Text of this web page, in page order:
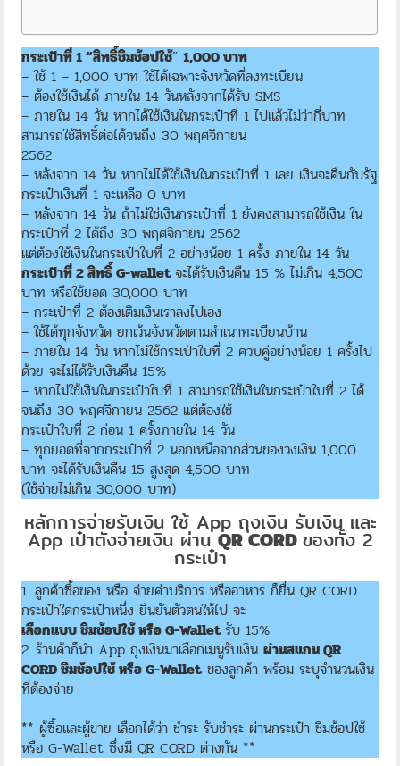
กระเป๋าที่ 1 “สิทธิ์ชิมช้อปใช้”1,000 บาท
– ใช้ 1 – 1,000 บาท ใช้ได้เฉพาะจังหวัดที่ลงทะเบียน
– ต้องใช้เงินได้ ภายใน 14 วันหลังจากได้รับ SMS
– ภายใน 14 วัน หากได้ใช้เงินในกระเป๋าที่ 1 ไปแล้วไม่ว่ากี่บาท
สามารถใช้สิทธิ์ต่อได้จนถึง 30 พฤศจิกายน
2562
– หลังจาก 14 วัน หากไม่ได้ใช้เงินในกระเป๋าที่ 1 เลย เงินจะคืนกับรัฐ
กระเป๋าเงินที่ 1 จะเหลือ 0 บาท
– หลังจาก 14 วัน ถ้าไม่ใช่เงินกระเป๋าที่ 1 ยังคงสามารถใช้เงิน ใน
กระเป๋าที่ 2 ได้ถึง 30 พฤศจิกายน 2562
แต่ต้องใช้เงินในกระเป๋าใบที่ 2 อย่างน้อย 1 ครั้ง ภายใน 14 วัน
กระเป๋าที่ 2 สิทธิ์ G-walletจะได้รับเงินคืน 15 % ไม่เกิน 4,500
บาท หรือใช้ยอด 30,000 บาท
– กระเป๋าที่ 2 ต้องเติมเงินเราลงไปเอง
– ใช้ได้ทุกจังหวัด ยกเว้นจังหวัดตามสำเนาทะเบียนบ้าน
– ภายใน 14 วัน หากไม่ใช้กระเป๋าใบที่ 2 ควบคู่อย่างน้อย 1 ครั้งไป
ด้วย จะไม่ได้รับเงินคืน 15%
– หากไม่ใช้เงินในกระเป๋าใบที่ 1 สามารถใช้เงินในกระเป๋าใบที่ 2 ได้
จนถึง 30 พฤศจิกายน 2562 แต่ต้องใช้
กระเป๋าใบที่ 2 ก่อน 1 ครั้งภายใน 14 วัน
– ทุกยอดที่จากกระเป๋าที่ 2 นอกเหนือจากส่วนของวงเงิน 1,000
บาท จะได้รับเงินคืน 15 สูงสุด 4,500 บาท
(ใช้จ่ายไม่เกิน 30,000 บาท)
หลักการจ่ายรับเงิน ใช้ App ถุงเงิน รับเงิน และ
App เป๋าตังจ่ายเงิน ผ่านQR CORDของทั้ง 2
กระเป๋า
1. ลูกค้าซื้อของ หรือ จ่ายค่าบริการ หรืออาหาร ก็ยื่น QR CORD
กระเป๋าใดกระเป๋าหนึ่ง ยืนยันตัวตนให้ไป จะ
เลือกแบบ ชิมช้อปใช้ หรือ G-Walletรับ 15%
2. ร้านค้าก็นำ App ถุงเงินมาเลือกเมนูรับเงินผ่านสแกน QR
CORD ชิมช้อปใช้ หรือ G-Wallet ของลูกค้า พร้อม ระบุจำนวนเงิน
ที่ต้องจ่าย
** ผู้ซื้อและผู้ขาย เลือกได้ว่า ชำระ-รับชำระ ผ่านกระเป๋า ชิมช้อปใช้
หรือ G-Wallet ซึ่งมี QR CORD ต่างกัน **